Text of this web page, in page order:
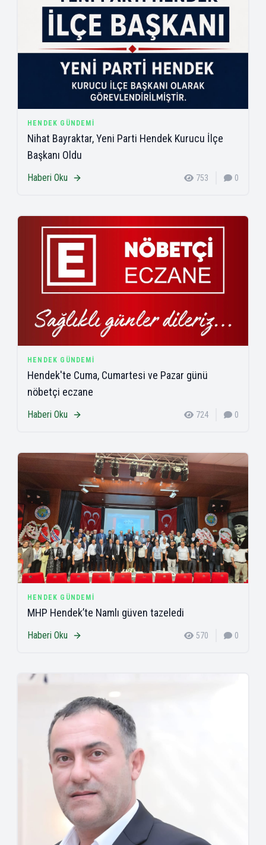
HENDEK GÜNDEMI
Nihat Bayraktar, Yeni Parti Hendek Kurucu İlçe
Başkanı Oldu
Haberi Oku 753 0
HENDEK GÜNDEMI
Hendek'te Cuma, Cumartesi ve Pazar günü
nöbetçi eczane
Haberi Oku 724 0
HENDEK GÜNDEMI
MHP Hendek’te Namlı güven tazeledi
Haberi Oku 570 0